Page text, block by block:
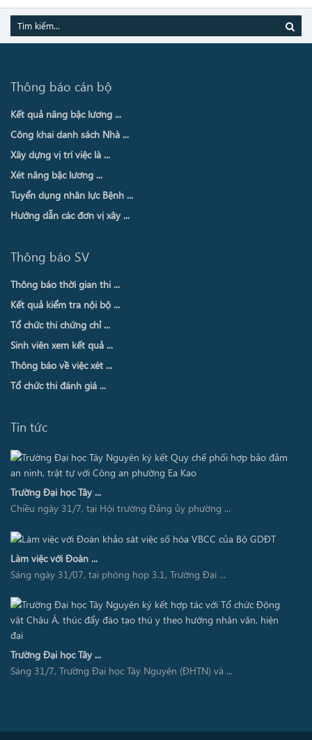
Thông báo cán bộ
Kết quả nâng bậc lương ...
Công khai danh sách Nhà ...
Xây dựng vị trí việc là ...
Xét nâng bậc lương ...
Tuyển dụng nhân lực Bệnh ...
Hướng dẫn các đơn vị xây ...
Thông báo SV
Thông báo thời gian thi ...
Kết quả kiểm tra nội bộ ...
Tổ chức thi chứng chỉ ...
Sinh viên xem kết quả ...
Thông báo về việc xét ...
Tổ chức thi đánh giá ...
Tin tức
Trường Đại học Tây ...
Chiều ngày 31/7, tại Hội trường Đảng ủy phường ...
Làm việc với Đoàn ...
Sáng ngày 31/07, tại phòng họp 3.1, Trường Đại ...
Trường Đại học Tây ...
Sáng 31/7, Trường Đại học Tây Nguyên (ĐHTN) và ...